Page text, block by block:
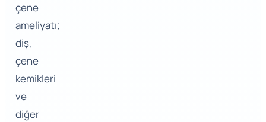
çene
ameliyatı;
diş,
çene
kemikleri
ve
diğer